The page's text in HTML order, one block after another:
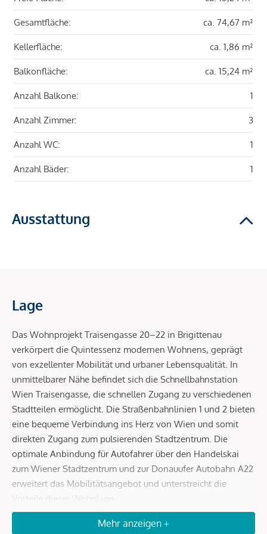
Gesamtfläche: ca. 74,67 m²
Kellerfläche: ca. 1,86 m²
Balkonfläche: ca. 15,24 m²
Anzahl Balkone: 1
Anzahl Zimmer: 3
Anzahl WC: 1
Anzahl Bäder: 1
Ausstattung
Lage
Das Wohnprojekt Traisengasse 20–22 in Brigittenau
verkörpert die Quintessenz modernen Wohnens, geprägt
von exzellenter Mobilität und urbaner Lebensqualität. In
unmittelbarer Nähe befindet sich die Schnellbahnstation
Wien Traisengasse, die schnellen Zugang zu verschiedenen
Stadtteilen ermöglicht. Die Straßenbahnlinien 1 und 2 bieten
eine bequeme Verbindung ins Herz von Wien und somit
direkten Zugang zum pulsierenden Stadtzentrum. Die
optimale Anbindung für Autofahrer über den Handelskai
zum Wiener Stadtzentrum und zur Donauufer Autobahn A22
erweitert das Mobilitätsangebot und unterstreicht die
Vorteile dieser Wohnlage.
2 Gehminuten zu den Linien 5A, 11A, 11B, 37A
Mehr anzeigen +